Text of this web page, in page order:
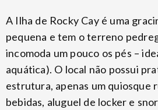
A Ilha de Rocky Cay é uma
pequena e tem o terreno
incomoda um pouco os pés –
aquática). O local não possui
estrutura, apenas um quiosque
bebidas, aluguel de locker e